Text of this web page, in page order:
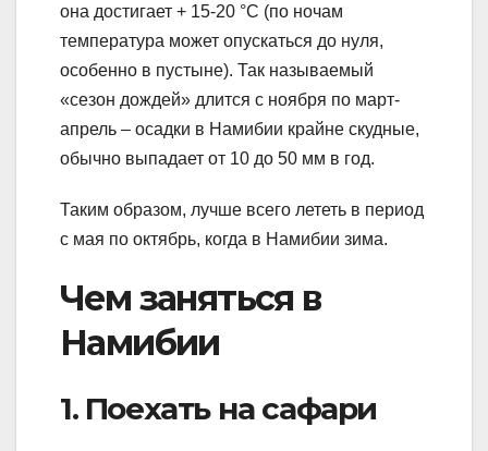
она достигает + 15-20 °C (по ночам
температура может опускаться до нуля,
особенно в пустыне). Так называемый
«сезон дождей» длится с ноября по март-
апрель – осадки в Намибии крайне скудные,
обычно выпадает от 10 до 50 мм в год.
Таким образом, лучше всего лететь в период
с мая по октябрь, когда в Намибии зима.
Чем заняться в
Намибии
1. Поехать на сафари